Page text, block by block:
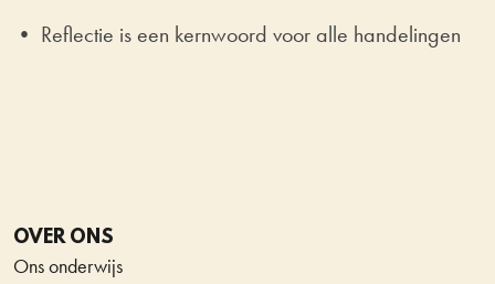
• Reflectie is een kernwoord voor alle handelingen
OVER ONS
Ons onderwijs